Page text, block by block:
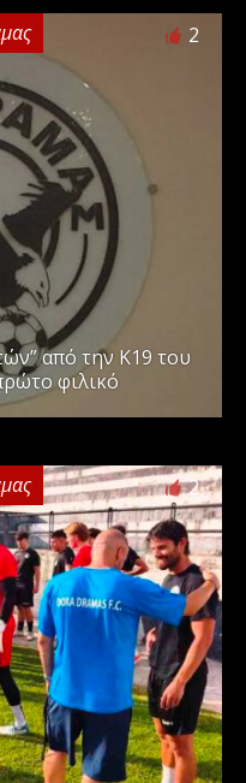
2
από την Κ19 του
φιλικό
2